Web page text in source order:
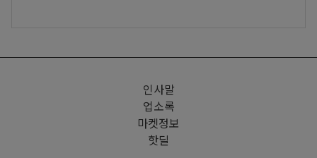
인사말
업소록
마켓정보
핫딜